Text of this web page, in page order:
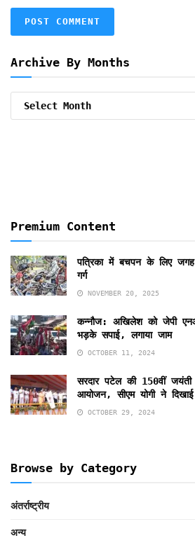
Archive By Months
Premium Content
पत्रिका में बचपन के लिए
गर्ग
NOVEMBER 20, 2025
कन्नौज: अखिलेश को जेपी
भड़के सपाई, लगाया जाम
OCTOBER 11, 2024
सरदार पटेल की 150वीं
आयोजन, सीएम योगी ने
OCTOBER 29, 2024
Browse by Category
अंतर्राष्ट्रीय
अन्य